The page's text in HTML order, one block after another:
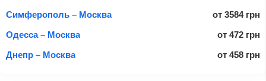
Симферополь – Москва
от 3584 грн
Одесса – Москва
от 472 грн
Днепр – Москва
от 458 грн